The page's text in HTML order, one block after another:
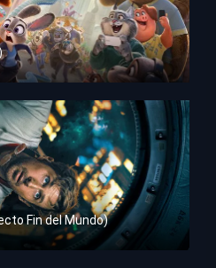
Fin del Mundo)